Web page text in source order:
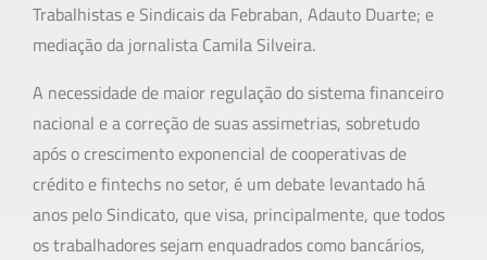
Trabalhistas e Sindicais da Febraban, Adauto Duarte; e
mediação da jornalista Camila Silveira.
A necessidade de maior regulação do sistema financeiro
nacional e a correção de suas assimetrias, sobretudo
após o crescimento exponencial de cooperativas de
crédito e fintechs no setor, é um debate levantado há
anos pelo Sindicato, que visa, principalmente, que todos
os trabalhadores sejam enquadrados como bancários,